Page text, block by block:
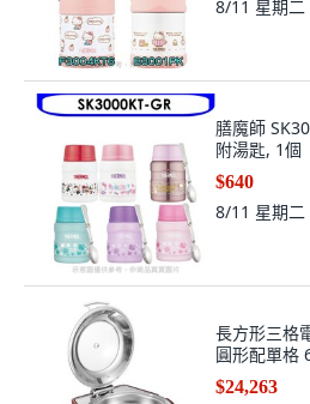
8/11 星期二
膳魔師
附湯匙, 1個
$640
8/11 星期二
長方形三格
圓形配單格
$24,263